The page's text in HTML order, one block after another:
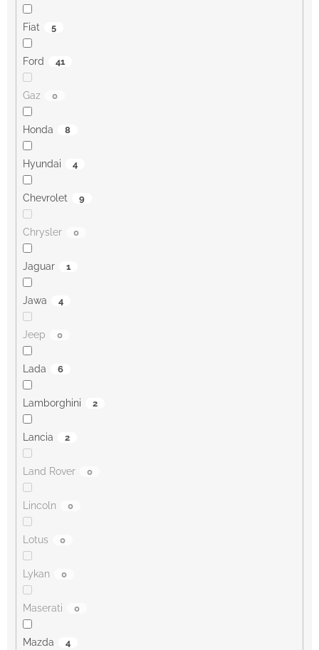
Fiat 5
Ford 41
Gaz 0
Honda 8
Hyundai 4
Chevrolet 9
Chrysler 0
Jaguar 1
Jawa 4
Jeep 0
Lada 6
Lamborghini 2
Lancia 2
Land Rover 0
Lincoln 0
Lotus 0
Lykan 0
Maserati 0
Mazda 4